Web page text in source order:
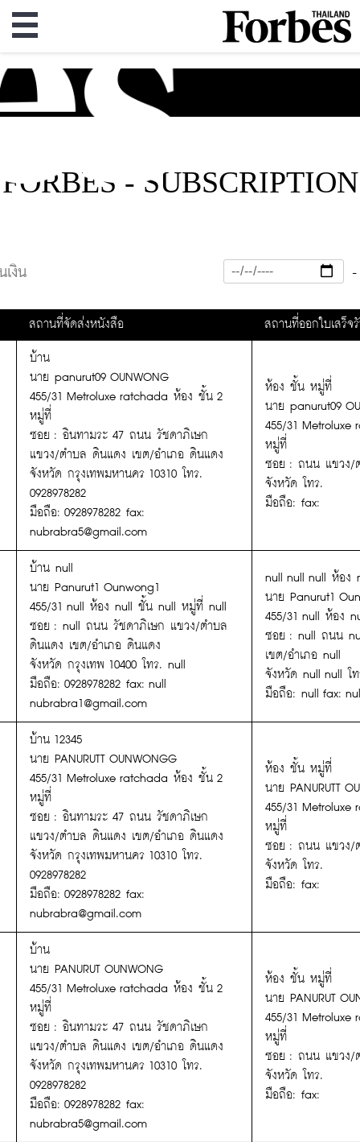
FORBES - SUBSCRIPTION
เงิน -
สถานที่จัดส่งหนังสือ สถานที่ออกใบเสร็จรั
บ้าน
นาย panurut09 OUNWONG
455/31 Metroluxe ratchada ห้อง ชั้น 2
หมู่ที่
ซอย : อินทามระ 47 ถนน รัชดาภิเษก
แขวง/ตำบล ดินแดง เขต/อำเภอ ดินแดง
จังหวัด กรุงเทพมหานคร 10310 โทร.
0928978282
มือถือ: 0928978282 fax:
nubrabra5@gmail.com
ห้อง ชั้น หมู่ที่
นาย panurut09
455/31
หมู่ที่
ซอย : ถนน แขวง/
จังหวัด โทร.
มือถือ: fax:
บ้าน null
นาย Panurut1 Ounwong1
455/31 null ห้อง null ชั้น null หมู่ที่ null
ซอย : null ถนน รัชดาภิเษก แขวง/ตำบล
ดินแดง เขต/อำเภอ ดินแดง
จังหวัด กรุงเทพ 10400 โทร. null
มือถือ: 0928978282 fax: null
nubrabra1@gmail.com
null null null ห้อง
นาย Panurut1
455/31 null ห้อง
ซอย : null ถนน
เขต/อำเภอ null
จังหวัด null null โ
มือถือ: null fax:
บ้าน 12345
นาย PANURUTT OUNWONGG
455/31 Metroluxe ratchada ห้อง ชั้น 2
หมู่ที่
ซอย : อินทามระ 47 ถนน รัชดาภิเษก
แขวง/ตำบล ดินแดง เขต/อำเภอ ดินแดง
จังหวัด กรุงเทพมหานคร 10310 โทร.
0928978282
มือถือ: 0928978282 fax:
nubrabra@gmail.com
ห้อง ชั้น หมู่ที่
นาย PANURUTT
455/31
หมู่ที่
ซอย : ถนน แขวง/
จังหวัด โทร.
มือถือ: fax:
บ้าน
นาย PANURUT OUNWONG
455/31 Metroluxe ratchada ห้อง ชั้น 2
หมู่ที่
ซอย : อินทามระ 47 ถนน รัชดาภิเษก
แขวง/ตำบล ดินแดง เขต/อำเภอ ดินแดง
จังหวัด กรุงเทพมหานคร 10310 โทร.
0928978282
มือถือ: 0928978282 fax:
nubrabra5@gmail.com
ห้อง ชั้น หมู่ที่
นาย PANURUT
455/31
หมู่ที่
ซอย : ถนน แขวง/
จังหวัด โทร.
มือถือ: fax: